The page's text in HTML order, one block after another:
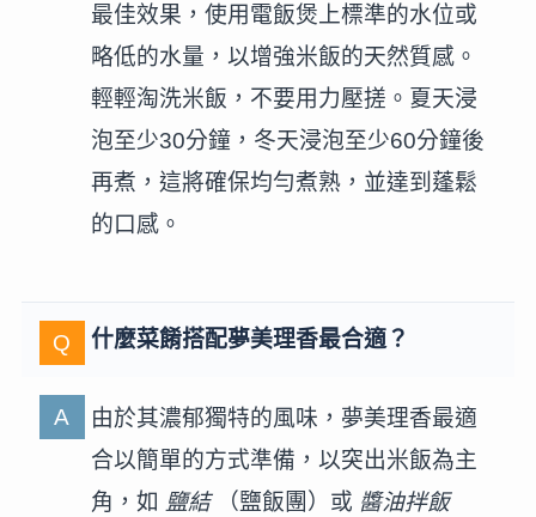
最佳效果，使用電飯煲上標準的水位或
略低的水量，以增強米飯的天然質感。
輕輕淘洗米飯，不要用力壓搓。夏天浸
泡至少30分鐘，冬天浸泡至少60分鐘後
再煮，這將確保均勻煮熟，並達到蓬鬆
的口感。
什麼菜餚搭配夢美理香最合適？
由於其濃郁獨特的風味，夢美理香最適
合以簡單的方式準備，以突出米飯為主
角，如 鹽結（鹽飯團）或 醬油拌飯